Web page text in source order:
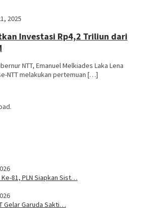
2025
Investasi Rp4,2 Triliun dari
NTT, Emanuel Melkiades Laka Lena
NTT melakukan pertemuan […]
Ke-81, PLN Siapkan Sist…
Gelar Garuda Sakti…